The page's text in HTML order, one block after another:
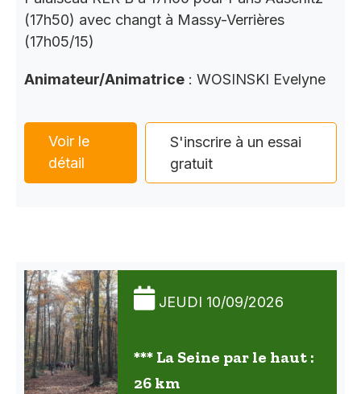
(17h50) avec changt à Massy-Verrières
(17h05/15)
Animateur/Animatrice : WOSINSKI Evelyne
Voir le
détail
S'inscrire à un essai
gratuit
JEUDI 10/09/2026
*** La Seine par le haut :
26 km